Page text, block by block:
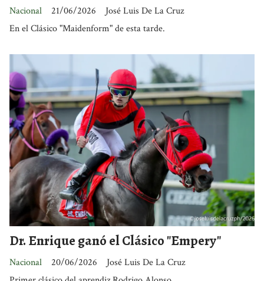
José Luis De La Cruz
Nacional
21/06/2026
En el Clásico "Maidenform" de esta tarde.
Dr. Enrique ganó el Clásico "Empery"
José Luis De La Cruz
Nacional
20/06/2026